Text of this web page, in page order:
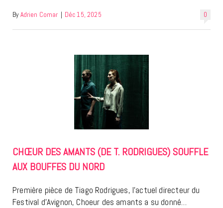
0
By Adrien Comar | Déc 15, 2025
CHŒUR DES AMANTS (DE T. RODRIGUES) SOUFFLE
AUX BOUFFES DU NORD
Première pièce de Tiago Rodrigues, l’actuel directeur du
Festival d’Avignon, Choeur des amants a su donné…